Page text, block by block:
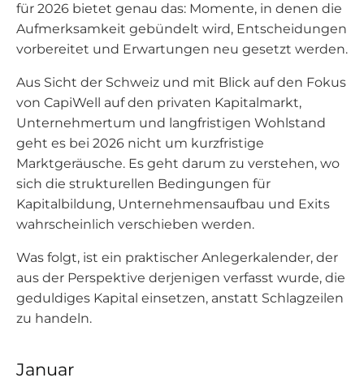
für 2026 bietet genau das: Momente, in denen die
Aufmerksamkeit gebündelt wird, Entscheidungen
vorbereitet und Erwartungen neu gesetzt werden.
Aus Sicht der Schweiz und mit Blick auf den Fokus
von CapiWell auf den privaten Kapitalmarkt,
Unternehmertum und langfristigen Wohlstand
geht es bei 2026 nicht um kurzfristige
Marktgeräusche. Es geht darum zu verstehen, wo
sich die strukturellen Bedingungen für
Kapitalbildung, Unternehmensaufbau und Exits
wahrscheinlich verschieben werden.
Was folgt, ist ein praktischer Anlegerkalender, der
aus der Perspektive derjenigen verfasst wurde, die
geduldiges Kapital einsetzen, anstatt Schlagzeilen
zu handeln.
Januar